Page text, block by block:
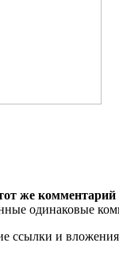
же комментарий
одинаковые
ссылки и